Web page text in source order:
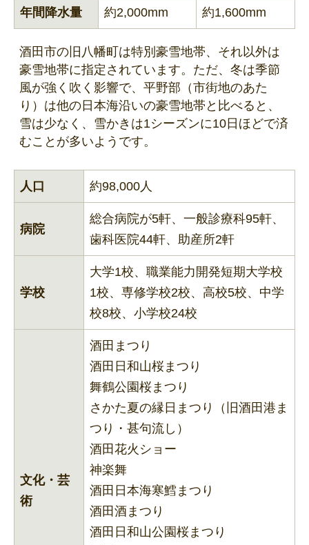
年間降水量 約2,000mm 約1,600mm
酒田市の旧八幡町は特別豪雪地帯、それ以外は
豪雪地帯に指定されています。ただ、冬は季節
風が強く吹く影響で、平野部（市街地のあた
り）は他の日本海沿いの豪雪地帯と比べると、
雪は少なく、雪かきは1シーズンに10日ほどで済
むことが多いようです。
人口 約98,000人
病院
総合病院が5軒、一般診療科95軒、
歯科医院44軒、助産所2軒
学校
大学1校、職業能力開発短期大学校
1校、専修学校2校、高校5校、中学
校8校、小学校24校
文化・芸
術
酒田まつり
酒田日和山桜まつり
舞鶴公園桜まつり
さかた夏の縁日まつり（旧酒田港ま
つり・甚句流し）
酒田花火ショー
神楽舞
酒田日本海寒鱈まつり
酒田酒まつり
酒田日和山公園桜まつり